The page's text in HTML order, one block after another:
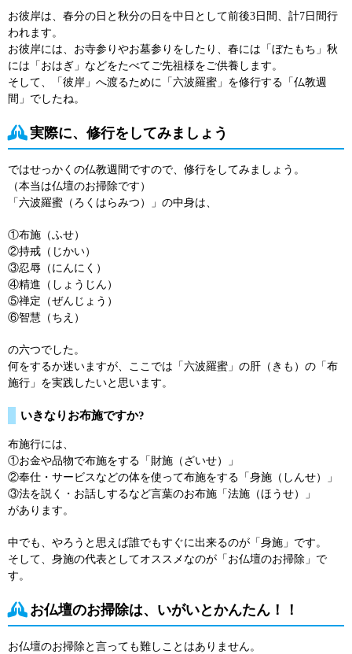
お彼岸は、春分の日と秋分の日を中日として前後3日間、計7日間行
われます。
お彼岸には、お寺参りやお墓参りをしたり、春には「ぼたもち」秋
には「おはぎ」などをたべてご先祖様をご供養します。
そして、「彼岸」へ渡るために「六波羅蜜」を修行する「仏教週
間」でしたね。
実際に、修行をしてみましょう
ではせっかくの仏教週間ですので、修行をしてみましょう。
（本当は仏壇のお掃除です）
「六波羅蜜（ろくはらみつ）」の中身は、
①布施（ふせ）
②持戒（じかい）
③忍辱（にんにく）
④精進（しょうじん）
⑤禅定（ぜんじょう）
⑥智慧（ちえ）
の六つでした。
何をするか迷いますが、ここでは「六波羅蜜」の肝（きも）の「布
施行」を実践したいと思います。
いきなりお布施ですか?
布施行には、
①お金や品物で布施をする「財施（ざいせ）」
②奉仕・サービスなどの体を使って布施をする「身施（しんせ）」
③法を説く・お話しするなど言葉のお布施「法施（ほうせ）」
があります。
中でも、やろうと思えば誰でもすぐに出来るのが「身施」です。
そして、身施の代表としてオススメなのが「お仏壇のお掃除」で
す。
お仏壇のお掃除は、いがいとかんたん！！
お仏壇のお掃除と言っても難しことはありません。